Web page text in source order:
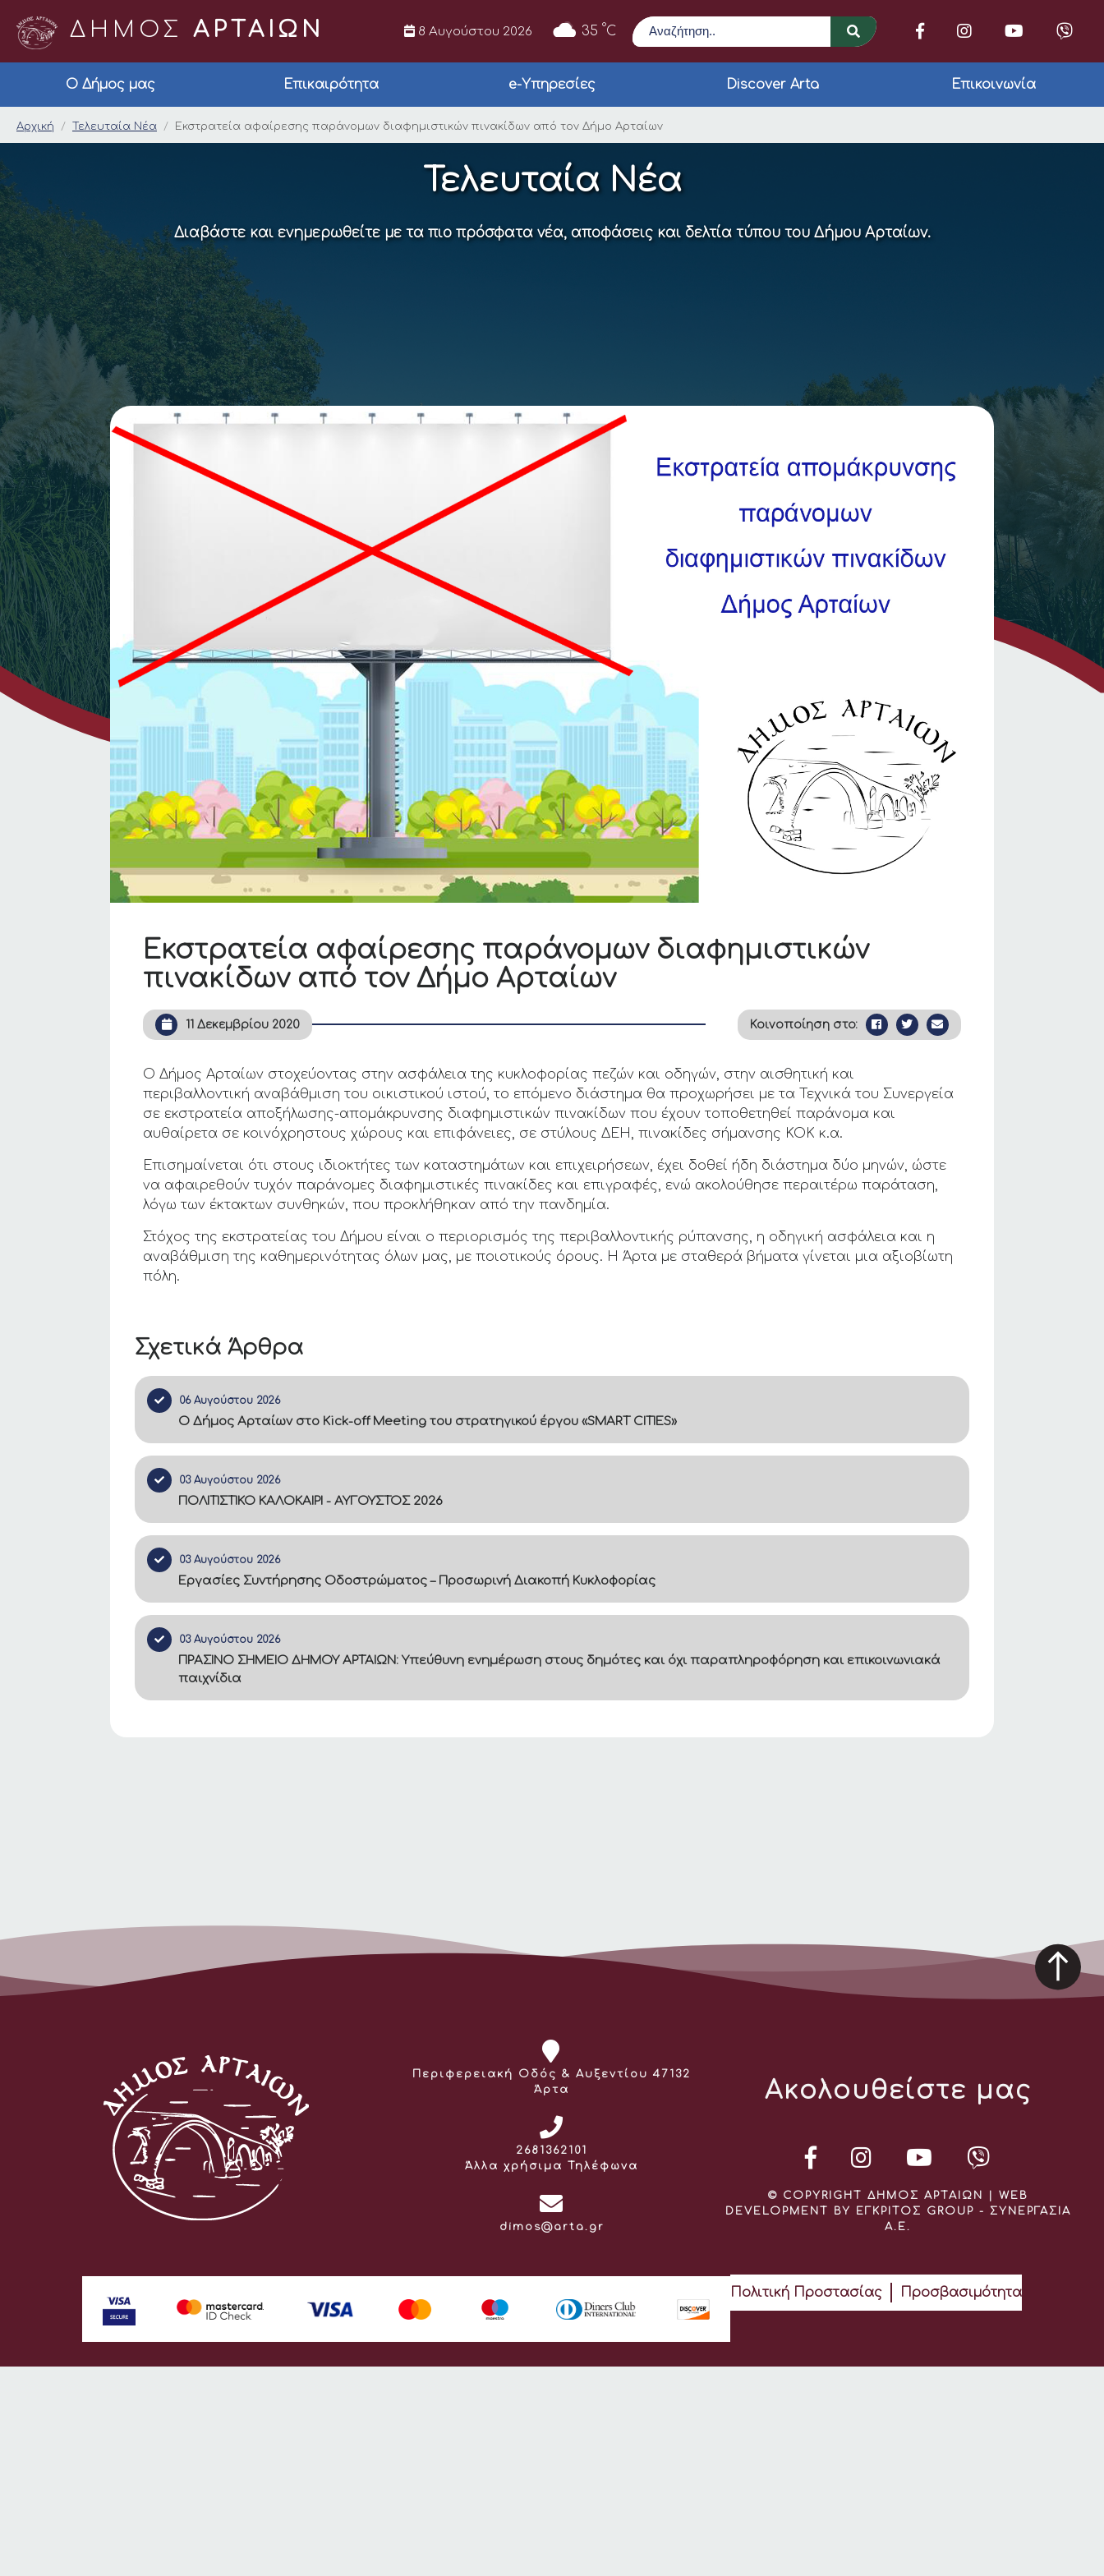
ΔΗΜΟΣ ΑΡΤΑΙΩΝ 8 Αυγούστου 2026 35 °C
Αναζήτηση
Ο Δήμος μας Επικαιρότητα e-Υπηρεσίες Discover Arta Επικοινωνία
Εκστρατεία αφαίρεσης παράνομων διαφημιστικών
Αρχική Τελευταία Νέα Εκστρατεία αφαίρεσης παράνομων διαφημιστικών πινακίδων από τον Δήμο Αρταίων
Τελευταία Νέα
Διαβάστε και ενημερωθείτε με τα πιο πρόσφατα νέα, αποφάσεις και δελτία τύπου του Δήμου Αρταίων.
Σχετικά Άρθρα
06 Αυγούστου 2026
Ο Δήμος Αρταίων στο Kick-off Meeting του στρατηγικού έργου «SMART CITIES»
03 Αυγούστου 2026
ΠΟΛΙΤΙΣΤΙΚΟ ΚΑΛΟΚΑΙΡΙ - ΑΥΓΟΥΣΤΟΣ 2026
03 Αυγούστου 2026
Εργασίες Συντήρησης Οδοστρώματος – Προσωρινή Διακοπή Κυκλοφορίας
03 Αυγούστου 2026
ΠΡΑΣΙΝΟ ΣΗΜΕΙΟ ΔΗΜΟΥ ΑΡΤΑΙΩΝ: Υπεύθυνη ενημέρωση στους δημότες και όχι παραπληροφόρηση και επικοινωνιακά
παιχνίδια
Εκστρατεία αφαίρεσης παράνομων διαφημιστικών
πινακίδων από τον Δήμο Αρταίων
11 Δεκεμβρίου 2020 Κοινοποίηση στο:
Ο Δήμος Αρταίων στοχεύοντας στην ασφάλεια της κυκλοφορίας πεζών και οδηγών, στην αισθητική και
περιβαλλοντική αναβάθμιση του οικιστικού ιστού, το επόμενο διάστημα θα προχωρήσει με τα Τεχνικά του Συνεργεία
σε εκστρατεία αποξήλωσης-απομάκρυνσης διαφημιστικών πινακίδων που έχουν τοποθετηθεί παράνομα και
αυθαίρετα σε κοινόχρηστους χώρους και επιφάνειες, σε στύλους ΔΕΗ, πινακίδες σήμανσης ΚΟΚ κ.α.
Επισημαίνεται ότι στους ιδιοκτήτες των καταστημάτων και επιχειρήσεων, έχει δοθεί ήδη διάστημα δύο μηνών, ώστε
να αφαιρεθούν τυχόν παράνομες διαφημιστικές πινακίδες και επιγραφές, ενώ ακολούθησε περαιτέρω παράταση,
λόγω των έκτακτων συνθηκών, που προκλήθηκαν από την πανδημία.
Στόχος της εκστρατείας του Δήμου είναι ο περιορισμός της περιβαλλοντικής ρύπανσης, η οδηγική ασφάλεια και η
αναβάθμιση της καθημερινότητας όλων μας, με ποιοτικούς όρους. Η Άρτα με σταθερά βήματα γίνεται μια αξιοβίωτη
πόλη.
Διεύθυνση:
Περιφερειακή Οδός & Αυξεντίου 47132
Άρτα
Τηλέφωνο:
2681362101
Άλλα χρήσιμα Τηλέφωνα
Email:
dimos@arta.gr
Ακολουθείστε μας
© COPYRIGHT ΔΗΜΟΣ ΑΡΤΑΙΩΝ | WEB
DEVELOPMENT BY ΕΓΚΡΙΤΟΣ GROUP - ΣΥΝΕΡΓΑΣΙΑ
Α.Ε.
Πολιτική Προστασίας Προσβασιμότητα